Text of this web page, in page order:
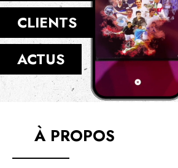
CLIENTS
ACTUS
À PROPOS